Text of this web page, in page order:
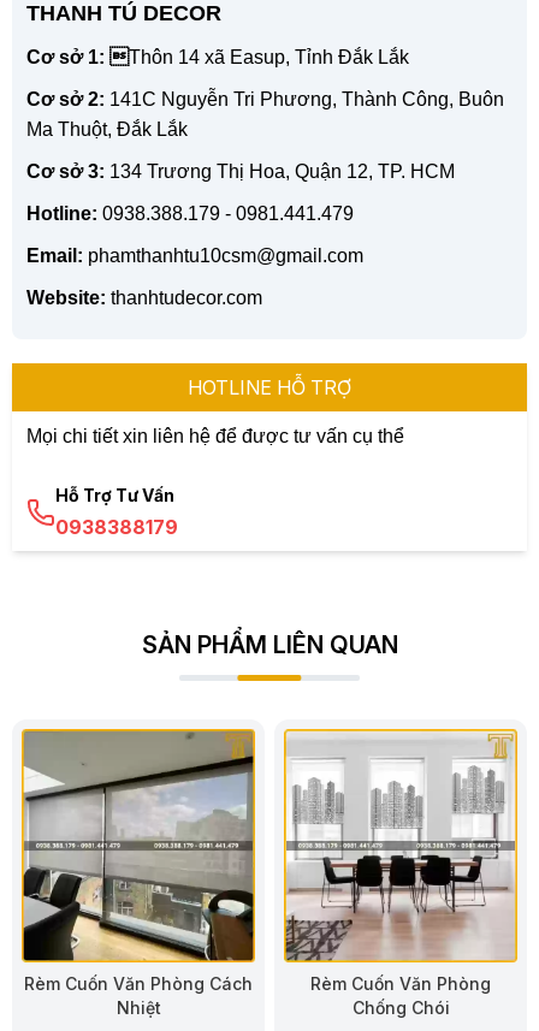
THANH TÚ DECOR
Cơ sở 1: Thôn 14 xã Easup, Tỉnh Đắk Lắk
Cơ sở 2: 141C Nguyễn Tri Phương, Thành Công, Buôn
Ma Thuột, Đắk Lắk
Cơ sở 3: 134 Trương Thị Hoa, Quận 12, TP. HCM
Hotline: 0938.388.179 - 0981.441.479
Email: phamthanhtu10csm@gmail.com
Website: thanhtudecor.com
HOTLINE HỖ TRỢ
Mọi chi tiết xin liên hệ để được tư vấn cụ thể
Hỗ Trợ Tư Vấn
0938388179
SẢN PHẨM LIÊN QUAN
Rèm Cuốn Văn Phòng
Chống Chói
Rèm Cuốn Văn Phòng
Chống Tia UV